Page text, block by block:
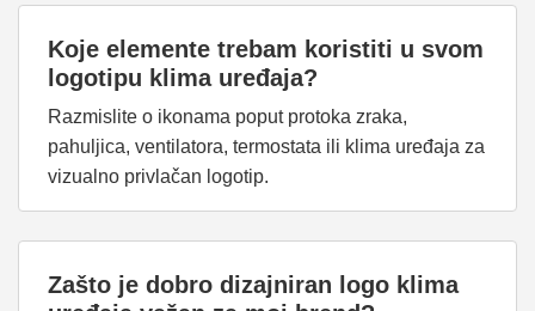
Koje elemente trebam koristiti u svom
logotipu klima uređaja?
Razmislite o ikonama poput protoka zraka,
pahuljica, ventilatora, termostata ili klima uređaja za
vizualno privlačan logotip.
Zašto je dobro dizajniran logo klima